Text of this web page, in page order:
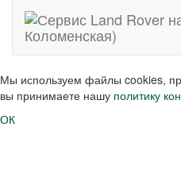
Мы используем файлы cookies,
вы принимаете нашу политику
ОК